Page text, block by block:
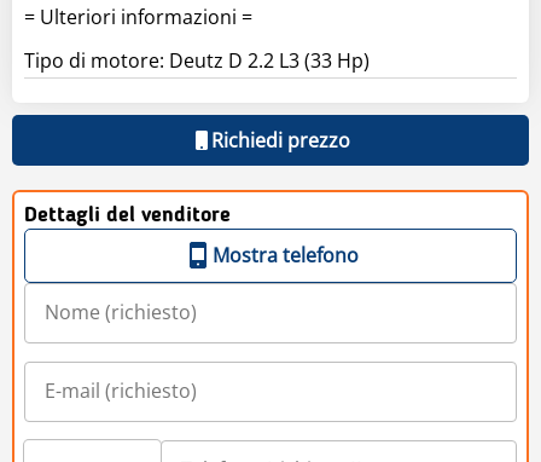
= Ulteriori informazioni =
Tipo di motore: Deutz D 2.2 L3 (33 Hp)
Richiedi prezzo
Dettagli del venditore
Mostra telefono